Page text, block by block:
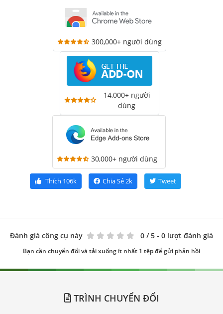
300,000+ người dùng
14,000+ người
dùng
30,000+ người dùng
Thích 106k Chia Sẻ2k Tweet
Đánh giá công cụ này 0 / 5 - 0 lượt đánh giá
Bạn cần chuyển đổi và tải xuống ít nhất 1 tệp để gửi phản hồi
TRÌNH CHUYỂN ĐỔI